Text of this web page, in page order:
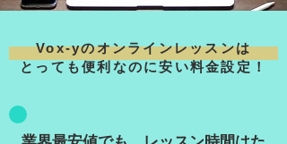
Vox-yのオンラインレッスンは​
とっても便利なのに安い料金設定！